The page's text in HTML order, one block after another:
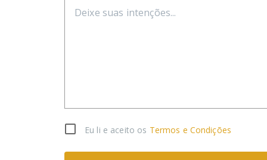
Eu li e aceito os Termos e Condições